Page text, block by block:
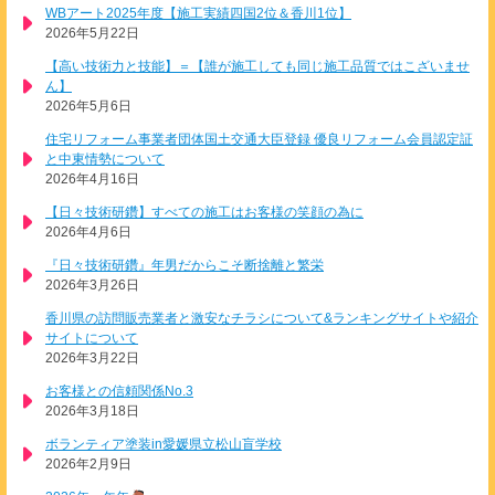
WBアート2025年度【施工実績四国2位＆香川1位】
2026年5月22日
【高い技術力と技能】＝【誰が施工しても同じ施工品質ではこざいませ
ん】
2026年5月6日
住宅リフォーム事業者団体国土交通大臣登録 優良リフォーム会員認定証
と中東情勢について
2026年4月16日
【日々技術研鑽】すべての施工はお客様の笑顔の為に
2026年4月6日
『日々技術研鑽』年男だからこそ断捨離と繁栄
2026年3月26日
香川県の訪問販売業者と激安なチラシについて&ランキングサイトや紹介
サイトについて
2026年3月22日
お客様との信頼関係No.3
2026年3月18日
ボランティア塗装in愛媛県立松山盲学校
2026年2月9日